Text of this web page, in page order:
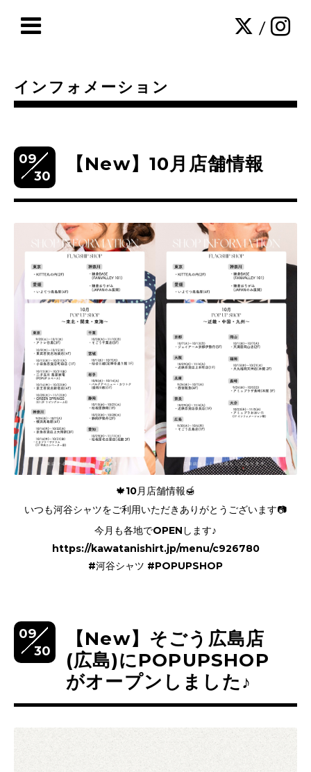
/
インフォメーション
09
30
【New】10月店舗情報
🍁10月店舗情報🍯
いつも河谷シャツをご利用いただきありがとうございます📷
今月も各地でOPENします♪
https://kawatanishirt.jp/menu/c926780
#河谷シャツ #POPUPSHOP
09
30
【New】そごう広島店
(広島)にPOPUPSHOP
がオープンしました♪